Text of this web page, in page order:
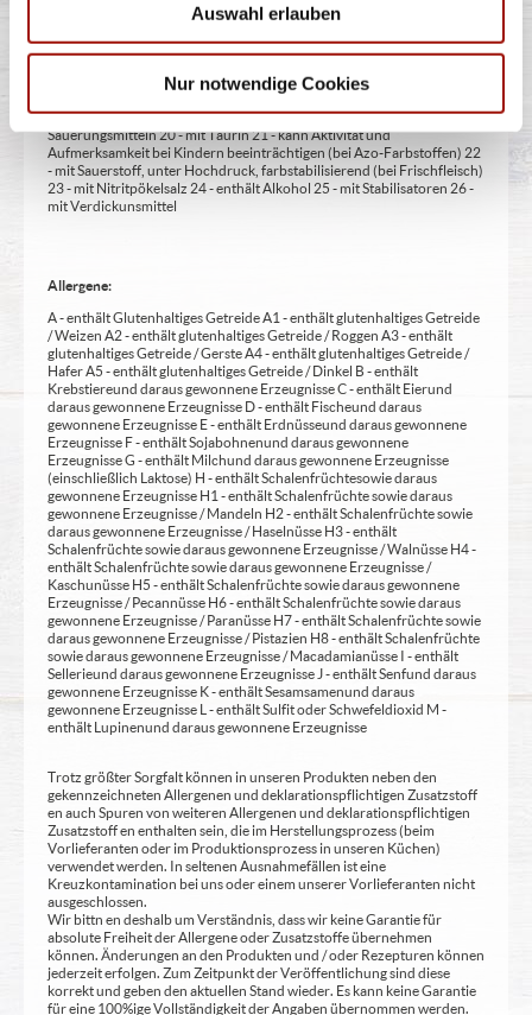
Auswahl erlauben
Nur notwendige Cookies
geschwärzt 7 - gewachst 8 - mit Phosphat/en (bei Fleischerzeugnissen)
Zuckerart/en und Süßungsmittel/n 12 - nur bei Tafelsüßen zusätzlich
14 - kann bei übermäßigem Verzehr abführend wirken (zusätzlich zur
Angabe 15 - unter Schutzatmosphäre verpackt 16 - chininhaltig 17 -
koffeinhaltig 18 - mit Milcheiweiß (bei Fleischerzeugnissen) 19 - mit
Säuerungsmitteln 20 - mit Taurin 21 - kann Aktivität und
Aufmerksamkeit bei Kindern beeinträchtigen (bei Azo-Farbstoffen) 22
- mit Sauerstoff, unter Hochdruck, farbstabilisierend (bei Frischfleisch)
23 - mit Nitritpökelsalz 24 - enthält Alkohol 25 - mit Stabilisatoren 26 -
mit Verdickunsmittel
Allergene:
A - enthält Glutenhaltiges Getreide A1 - enthält glutenhaltiges Getreide
/ Weizen A2 - enthält glutenhaltiges Getreide / Roggen A3 - enthält
glutenhaltiges Getreide / Gerste A4 - enthält glutenhaltiges Getreide /
Hafer A5 - enthält glutenhaltiges Getreide / Dinkel B - enthält
Krebstiere und daraus gewonnene Erzeugnisse C - enthält Eier und
daraus gewonnene Erzeugnisse D - enthält Fische und daraus
gewonnene Erzeugnisse E - enthält Erdnüsse und daraus gewonnene
Erzeugnisse F - enthält Sojabohnen und daraus gewonnene
Erzeugnisse G - enthält Milch und daraus gewonnene Erzeugnisse
(einschließlich Laktose) H - enthält Schalenfrüchte sowie daraus
gewonnene Erzeugnisse H1 - enthält Schalenfrüchte sowie daraus
gewonnene Erzeugnisse / Mandeln H2 - enthält Schalenfrüchte sowie
daraus gewonnene Erzeugnisse / Haselnüsse H3 - enthält
Schalenfrüchte sowie daraus gewonnene Erzeugnisse / Walnüsse H4 -
enthält Schalenfrüchte sowie daraus gewonnene Erzeugnisse /
Kaschunüsse H5 - enthält Schalenfrüchte sowie daraus gewonnene
Erzeugnisse / Pecannüsse H6 - enthält Schalenfrüchte sowie daraus
gewonnene Erzeugnisse / Paranüsse H7 - enthält Schalenfrüchte sowie
daraus gewonnene Erzeugnisse / Pistazien H8 - enthält Schalenfrüchte
sowie daraus gewonnene Erzeugnisse / Macadamianüsse I - enthält
Sellerie und daraus gewonnene Erzeugnisse J - enthält Senf und daraus
gewonnene Erzeugnisse K - enthält Sesamsamen und daraus
gewonnene Erzeugnisse L - enthält Sulfit oder Schwefeldioxid M -
enthält Lupinen und daraus gewonnene Erzeugnisse
Trotz größter Sorgfalt können in unseren Produkten neben den
gekennzeichneten Allergenen und deklarationspflichtigen Zusatzstoff
en auch Spuren von weiteren Allergenen und deklarationspflichtigen
Zusatzstoff en enthalten sein, die im Herstellungsprozess (beim
Vorlieferanten oder im Produktionsprozess in unseren Küchen)
verwendet werden. In seltenen Ausnahmefällen ist eine
Kreuzkontamination bei uns oder einem unserer Vorlieferanten nicht
ausgeschlossen.
Wir bittn en deshalb um Verständnis, dass wir keine Garantie für
absolute Freiheit der Allergene oder Zusatzstoffe übernehmen
können. Änderungen an den Produkten und / oder Rezepturen können
jederzeit erfolgen. Zum Zeitpunkt der Veröffentlichung sind diese
korrekt und geben den aktuellen Stand wieder. Es kann keine Garantie
für eine 100%ige Vollständigkeit der Angaben übernommen werden.